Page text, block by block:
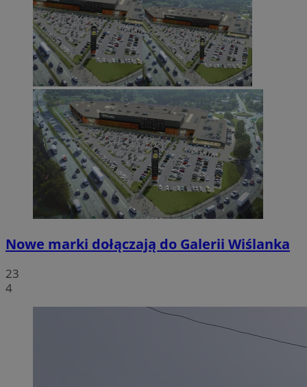
Nowe marki dołączają do Galerii Wiślanka
23
4